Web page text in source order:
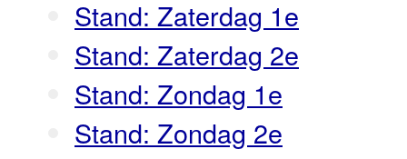
Stand: Zaterdag 1e
Stand: Zaterdag 2e
Stand: Zondag 1e
Stand: Zondag 2e